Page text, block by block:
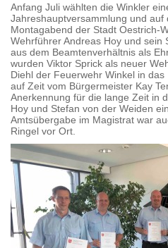
Anfang Juli wählten die Winkler
Jahreshauptversammlung und
Montagabend der Stadt Oestrich-
Wehrführer Andreas Hoy und sein
aus dem Beamtenverhältnis als
wurden Viktor Sprick als neuer
Diehl der Feuerwehr Winkel in
auf Zeit vom Bürgermeister Kay
Anerkennung für die lange Zeit in
Hoy und Stefan von der Weiden
Amtsübergabe im Magistrat war
Ringel vor Ort.